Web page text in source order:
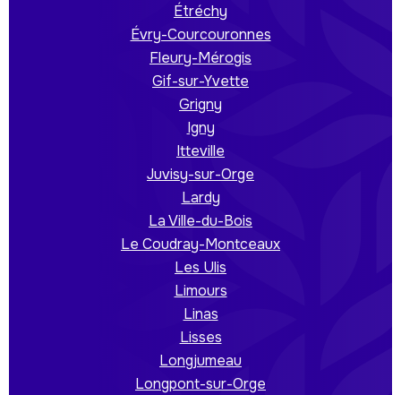
Étréchy
Évry-Courcouronnes
Fleury-Mérogis
Gif-sur-Yvette
Grigny
Igny
Itteville
Juvisy-sur-Orge
Lardy
La Ville-du-Bois
Le Coudray-Montceaux
Les Ulis
Limours
Linas
Lisses
Longjumeau
Longpont-sur-Orge